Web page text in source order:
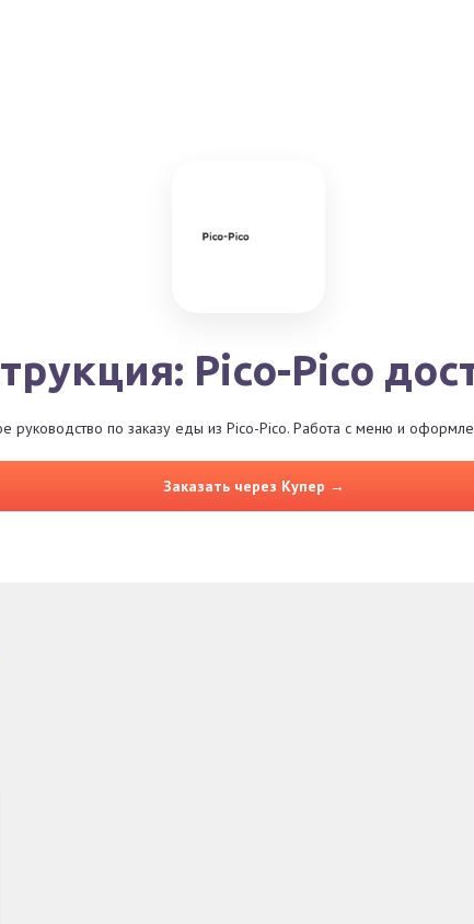
Pico-Pico
руководство по заказу еды из Pico-Pico. Работа с меню и
Заказать через Купер →